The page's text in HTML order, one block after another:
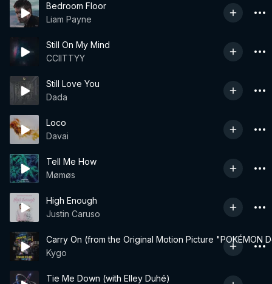
Bedroom Floor
Liam Payne
Still On My Mind
CCIITTYY
Still Love You
Dada
Loco
Davai
Tell Me How
Mømøs
High Enough
Justin Caruso
Carry On (from the Original Motion Picture "POKÉMON
Kygo
Tie Me Down (with Elley Duhé)